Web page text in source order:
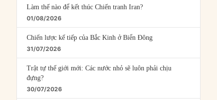
Làm thế nào để kết thúc Chiến tranh Iran?
01/08/2026
Chiến lược kế tiếp của Bắc Kinh ở Biển Đông
31/07/2026
Trật tự thế giới mới: Các nước nhỏ sẽ luôn phải chịu
đựng?
30/07/2026